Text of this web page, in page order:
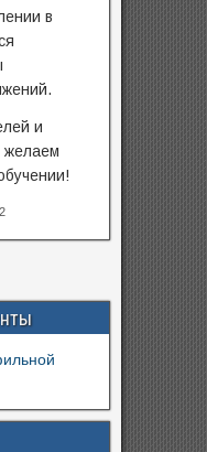
в
и
желаем